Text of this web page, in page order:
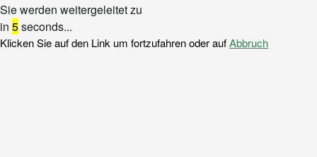
Sie werden weitergeleitet zu
in 5seconds...
Klicken Sie auf den Link um fortzufahren oder aufAbbruch